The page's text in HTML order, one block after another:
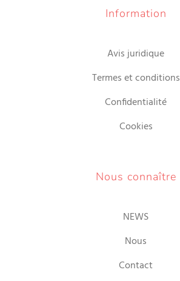
Information
Avis juridique
Termes et conditions
Confidentialité
Cookies
Nous connaître
NEWS
Nous
Contact